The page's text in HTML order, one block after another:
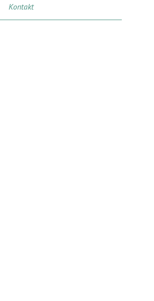
Kontakt